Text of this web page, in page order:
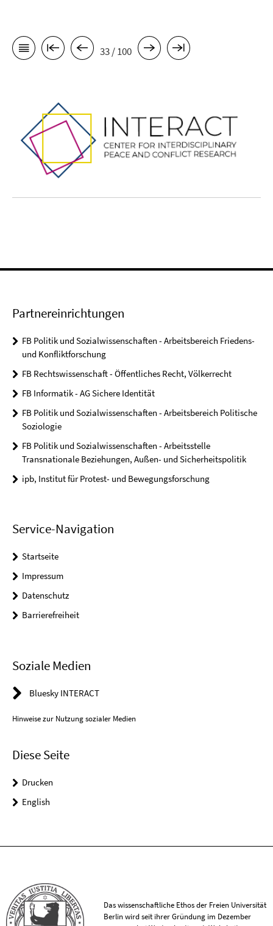
33 / 100
Partnereinrichtungen
FB Politik und Sozialwissenschaften - Arbeitsbereich Friedens-
und Konfliktforschung
FB Rechtswissenschaft - Öffentliches Recht, Völkerrecht
FB Informatik - AG Sichere Identität
FB Politik und Sozialwissenschaften - Arbeitsbereich Politische
Soziologie
FB Politik und Sozialwissenschaften - Arbeitsstelle
Transnationale Beziehungen, Außen- und Sicherheitspolitik
ipb, Institut für Protest- und Bewegungsforschung
Service-Navigation
Startseite
Impressum
Datenschutz
Barrierefreiheit
Soziale Medien
Bluesky INTERACT
Hinweise zur Nutzung sozialer Medien
Diese Seite
Drucken
English
Das wissenschaftliche Ethos der Freien Universität
Berlin wird seit ihrer Gründung im Dezember